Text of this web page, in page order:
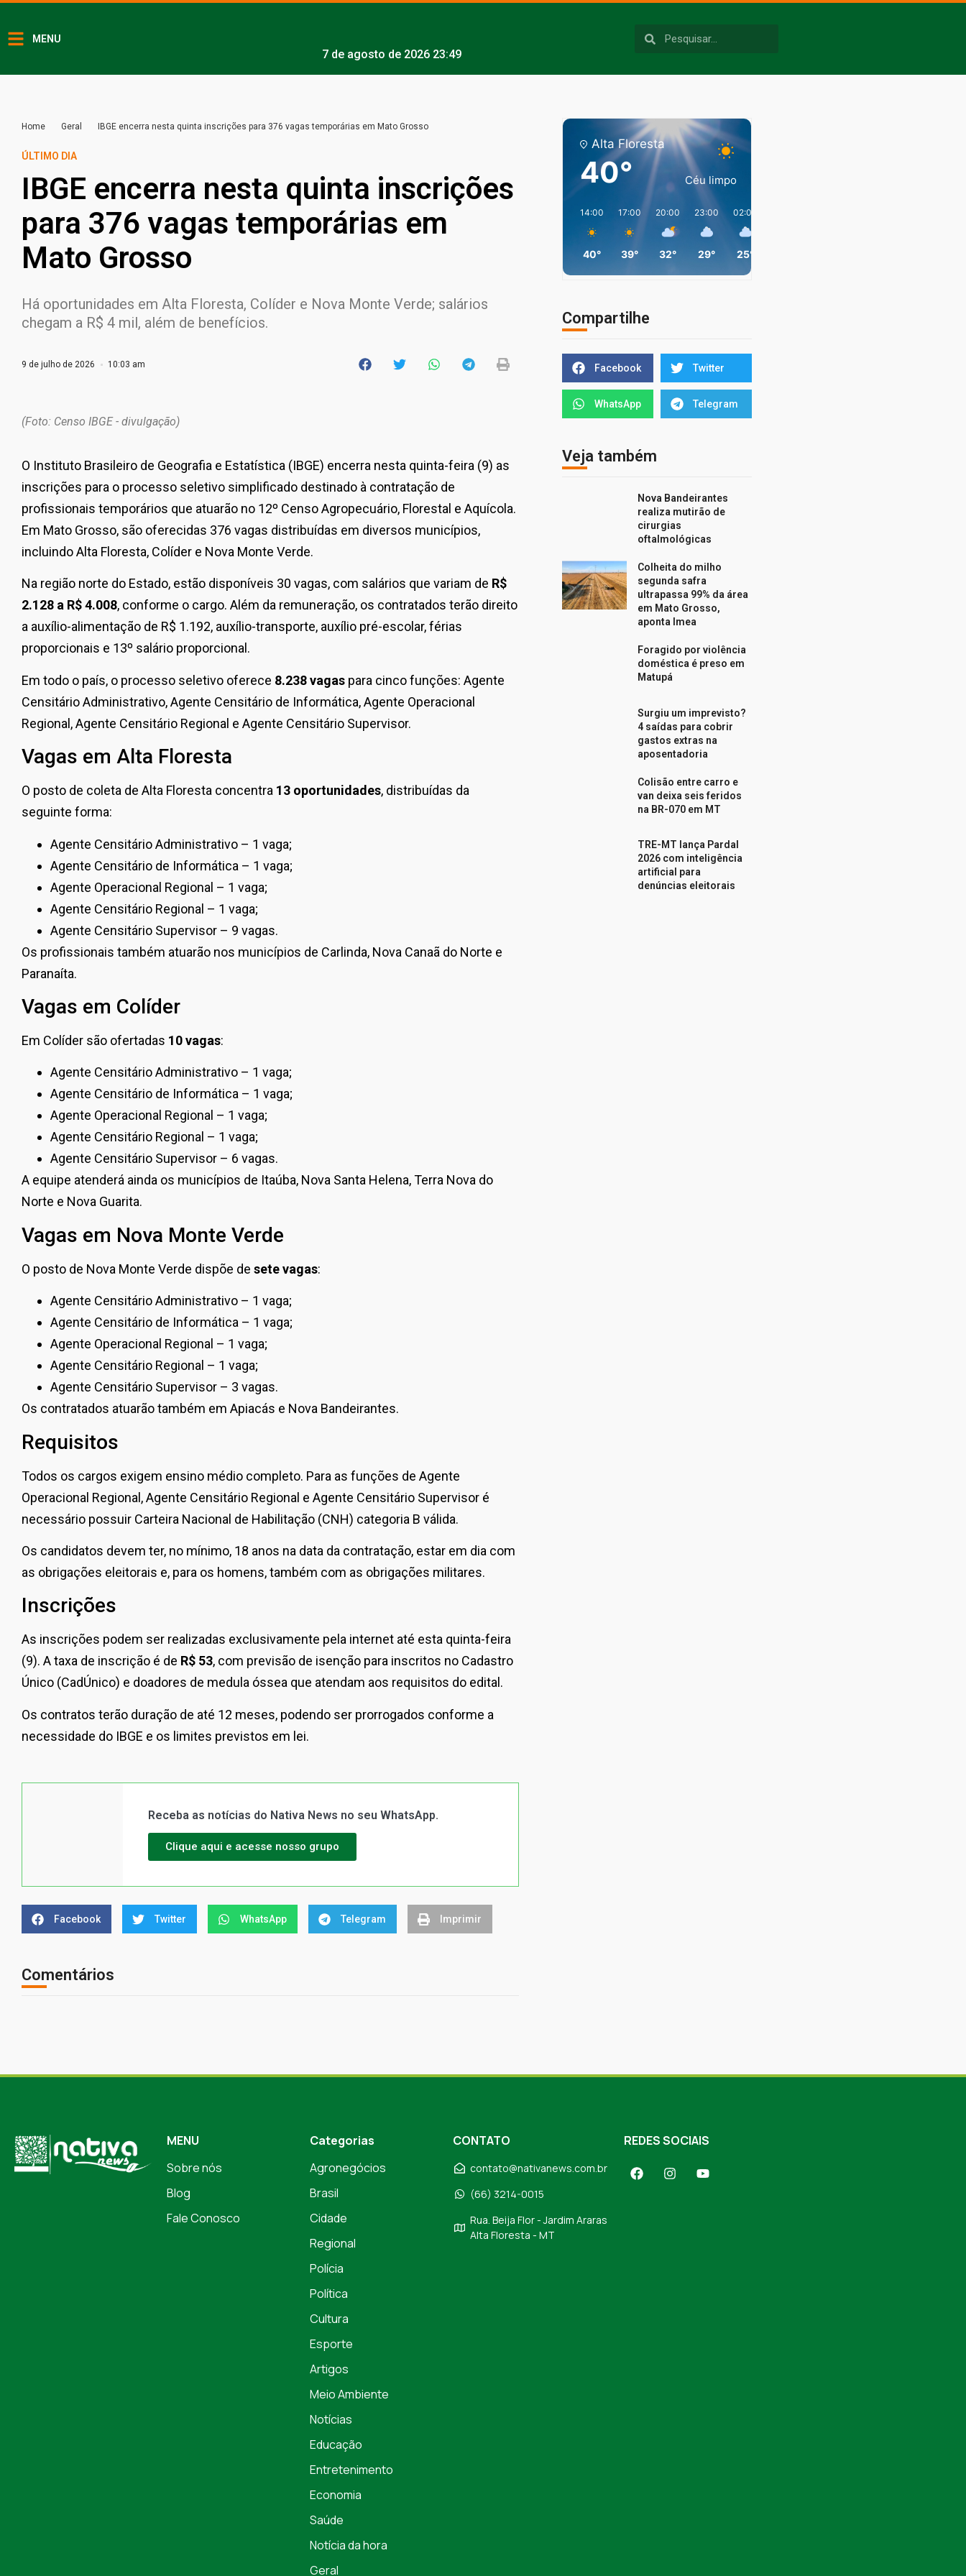
MENU
7 de agosto de 2026 23:49
Home Geral IBGE encerra nesta quinta inscrições para 376 vagas temporárias em Mato Grosso
ÚLTIMO DIA
IBGE encerra nesta quinta inscrições
para 376 vagas temporárias em
Mato Grosso
Há oportunidades em Alta Floresta, Colíder e Nova Monte Verde; salários
chegam a R$ 4 mil, além de benefícios.
9 de julho de 2026 10:03 am
(Foto: Censo IBGE - divulgação)
O Instituto Brasileiro de Geografia e Estatística (IBGE) encerra nesta quinta-feira (9) as
inscrições para o processo seletivo simplificado destinado à contratação de
profissionais temporários que atuarão no 12º Censo Agropecuário, Florestal e Aquícola.
Em Mato Grosso, são oferecidas 376 vagas distribuídas em diversos municípios,
incluindo Alta Floresta, Colíder e Nova Monte Verde.
Na região norte do Estado, estão disponíveis 30 vagas, com salários que variam de R$
2.128 a R$ 4.008, conforme o cargo. Além da remuneração, os contratados terão direito
a auxílio-alimentação de R$ 1.192, auxílio-transporte, auxílio pré-escolar, férias
proporcionais e 13º salário proporcional.
Em todo o país, o processo seletivo oferece 8.238 vagas para cinco funções: Agente
Censitário Administrativo, Agente Censitário de Informática, Agente Operacional
Regional, Agente Censitário Regional e Agente Censitário Supervisor.
Vagas em Alta Floresta
O posto de coleta de Alta Floresta concentra 13 oportunidades, distribuídas da
seguinte forma:
Agente Censitário Administrativo – 1 vaga;
Agente Censitário de Informática – 1 vaga;
Agente Operacional Regional – 1 vaga;
Agente Censitário Regional – 1 vaga;
Agente Censitário Supervisor – 9 vagas.
Os profissionais também atuarão nos municípios de Carlinda, Nova Canaã do Norte e
Paranaíta.
Vagas em Colíder
Em Colíder são ofertadas 10 vagas:
Agente Censitário Administrativo – 1 vaga;
Agente Censitário de Informática – 1 vaga;
Agente Operacional Regional – 1 vaga;
Agente Censitário Regional – 1 vaga;
Agente Censitário Supervisor – 6 vagas.
A equipe atenderá ainda os municípios de Itaúba, Nova Santa Helena, Terra Nova do
Norte e Nova Guarita.
Vagas em Nova Monte Verde
O posto de Nova Monte Verde dispõe de sete vagas:
Agente Censitário Administrativo – 1 vaga;
Agente Censitário de Informática – 1 vaga;
Agente Operacional Regional – 1 vaga;
Agente Censitário Regional – 1 vaga;
Agente Censitário Supervisor – 3 vagas.
Os contratados atuarão também em Apiacás e Nova Bandeirantes.
Requisitos
Todos os cargos exigem ensino médio completo. Para as funções de Agente
Operacional Regional, Agente Censitário Regional e Agente Censitário Supervisor é
necessário possuir Carteira Nacional de Habilitação (CNH) categoria B válida.
Os candidatos devem ter, no mínimo, 18 anos na data da contratação, estar em dia com
as obrigações eleitorais e, para os homens, também com as obrigações militares.
Inscrições
As inscrições podem ser realizadas exclusivamente pela internet até esta quinta-feira
(9). A taxa de inscrição é de R$ 53, com previsão de isenção para inscritos no Cadastro
Único (CadÚnico) e doadores de medula óssea que atendam aos requisitos do edital.
Os contratos terão duração de até 12 meses, podendo ser prorrogados conforme a
necessidade do IBGE e os limites previstos em lei.
Receba as notícias do Nativa News no seu WhatsApp.
Clique aqui e acesse nosso grupo
Facebook Twitter WhatsApp Telegram Imprimir
Comentários
Alta Floresta
40° Céu limpo
14:00
40°
17:00
39°
20:00
32°
23:00
29°
02:00
25°
Compartilhe
Facebook Twitter
WhatsApp Telegram
Veja também
Nova Bandeirantes
realiza mutirão de
cirurgias
oftalmológicas
Colheita do milho
segunda safra
ultrapassa 99% da área
em Mato Grosso,
aponta Imea
Foragido por violência
doméstica é preso em
Matupá
Surgiu um imprevisto?
4 saídas para cobrir
gastos extras na
aposentadoria
Colisão entre carro e
van deixa seis feridos
na BR-070 em MT
TRE-MT lança Pardal
2026 com inteligência
artificial para
denúncias eleitorais
MENU
Sobre nós
Blog
Fale Conosco
Categorias
Agronegócios
Brasil
Cidade
Regional
Polícia
Política
Cultura
Esporte
Artigos
Meio Ambiente
Notícias
Educação
Entretenimento
Economia
Saúde
Notícia da hora
Geral
CONTATO
contato@nativanews.com.br
(66) 3214-0015
Rua. Beija Flor - Jardim Araras
Alta Floresta - MT
REDES SOCIAIS